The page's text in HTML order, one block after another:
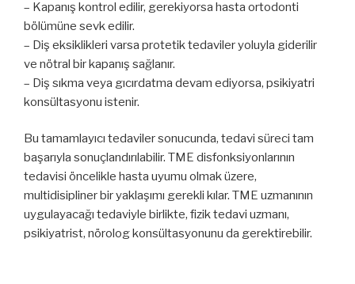
– Kapanış kontrol edilir, gerekiyorsa hasta ortodonti
bölümüne sevk edilir.
– Diş eksiklikleri varsa protetik tedaviler yoluyla giderilir
ve nötral bir kapanış sağlanır.
– Diş sıkma veya gıcırdatma devam ediyorsa, psikiyatri
konsültasyonu istenir.
Bu tamamlayıcı tedaviler sonucunda, tedavi süreci tam
başarıyla sonuçlandırılabilir. TME disfonksiyonlarının
tedavisi öncelikle hasta uyumu olmak üzere,
multidisipliner bir yaklaşımı gerekli kılar. TME uzmanının
uygulayacağı tedaviyle birlikte, fizik tedavi uzmanı,
psikiyatrist, nörolog konsültasyonunu da gerektirebilir.